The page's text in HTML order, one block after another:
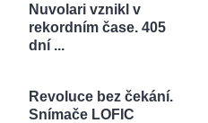
Nuvolari vznikl v
rekordním čase. 405
dní ...
Revoluce bez čekání.
Snímače LOFIC